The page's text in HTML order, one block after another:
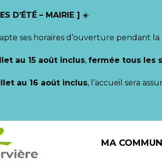
D’ÉTÉ – MAIRIE ] ☀️
ses horaires d’ouverture pendant
au 15 août inclus, fermée tous les
au 16 août inclus, l’accueil sera
MA